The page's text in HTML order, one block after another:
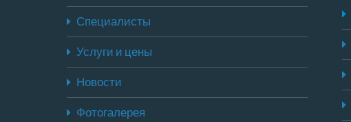
Специалисты
Услуги и цены
Новости
Фотогалерея